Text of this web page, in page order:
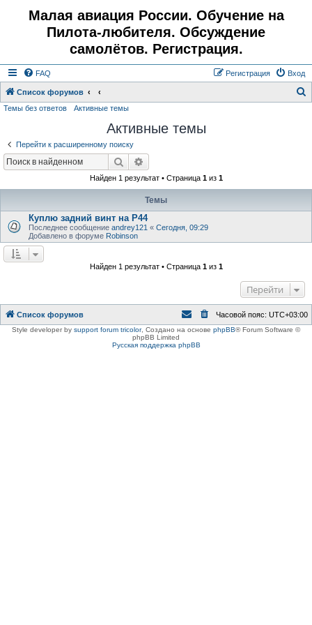
Малая авиация России. Обучение на
Пилота-любителя. Обсуждение
самолётов. Регистрация.
FAQ Вход
Регистрация
Список форумов
Темы без ответов Активные темы
Активные темы
Перейти к расширенному поиску
Поиск
Найден 1 результат • Страница 1из 1
Темы
Куплю задний винт на Р44
Последнее сообщение andrey121 « Сегодня, 09:29
Добавлено в форуме Robinson
Найден 1 результат • Страница 1из 1
Перейти
Список форумов Часовой пояс: UTC+03:00
Style developer by support forum tricolor, Создано на основе phpBB® Forum Software ©
phpBB Limited
Русская поддержка phpBB